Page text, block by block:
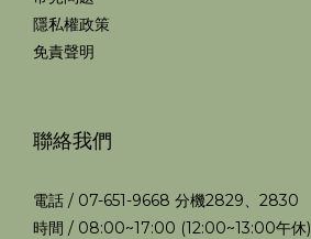
隱私權政策
免責聲明
聯絡我們
電話 / 07-651-9668 分機2829、2830
時間 / 08:00~17:00 (12:00~13:00午休)